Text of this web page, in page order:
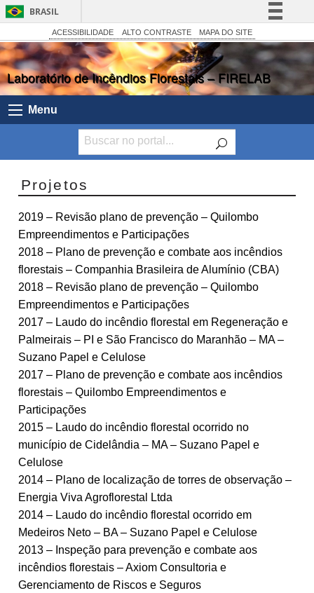
BRASIL
Simplifique!
Comunica BR
Participe
Acesso à informação
Canais
ACESSIBILIDADE ALTO CONTRASTE MAPA DO SITE
Laboratório de Incêndios Florestais – FIRELAB
Menu
Projetos
2019 – Revisão plano de prevenção – Quilombo
Empreendimentos e Participações
2018 – Plano de prevenção e combate aos incêndios
florestais – Companhia Brasileira de Alumínio (CBA)
2018 – Revisão plano de prevenção – Quilombo
Empreendimentos e Participações
2017 – Laudo do incêndio florestal em Regeneração e
Palmeirais – PI e São Francisco do Maranhão – MA –
Suzano Papel e Celulose
2017 – Plano de prevenção e combate aos incêndios
florestais – Quilombo Empreendimentos e
Participações
2015 – Laudo do incêndio florestal ocorrido no
município de Cidelândia – MA – Suzano Papel e
Celulose
2014 – Plano de localização de torres de observação –
Energia Viva Agroflorestal Ltda
2014 – Laudo do incêndio florestal ocorrido em
Medeiros Neto – BA – Suzano Papel e Celulose
2013 – Inspeção para prevenção e combate aos
incêndios florestais – Axiom Consultoria e
Gerenciamento de Riscos e Seguros